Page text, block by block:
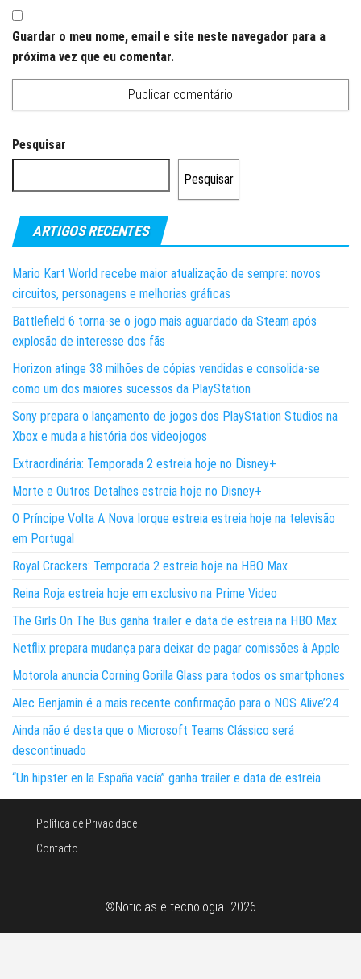
Guardar o meu nome, email e site neste navegador para a
próxima vez que eu comentar.
Pesquisar
Pesquisar
ARTIGOS RECENTES
Mario Kart World recebe maior atualização de sempre: novos
circuitos, personagens e melhorias gráficas
Battlefield 6 torna-se o jogo mais aguardado da Steam após
explosão de interesse dos fãs
Horizon atinge 38 milhões de cópias vendidas e consolida-se
como um dos maiores sucessos da PlayStation
Sony prepara o lançamento de jogos dos PlayStation Studios na
Xbox e muda a história dos videojogos
Extraordinária: Temporada 2 estreia hoje no Disney+
Morte e Outros Detalhes estreia hoje no Disney+
O Príncipe Volta A Nova Iorque estreia estreia hoje na televisão
em Portugal
Royal Crackers: Temporada 2 estreia hoje na HBO Max
Reina Roja estreia hoje em exclusivo na Prime Video
The Girls On The Bus ganha trailer e data de estreia na HBO Max
Netflix prepara mudança para deixar de pagar comissões à Apple
Motorola anuncia Corning Gorilla Glass para todos os smartphones
Alec Benjamin é a mais recente confirmação para o NOS Alive’24
Ainda não é desta que o Microsoft Teams Clássico será
descontinuado
“Un hipster en la España vacía” ganha trailer e data de estreia
Política de Privacidade
Contacto
©Noticias e tecnologia 2026